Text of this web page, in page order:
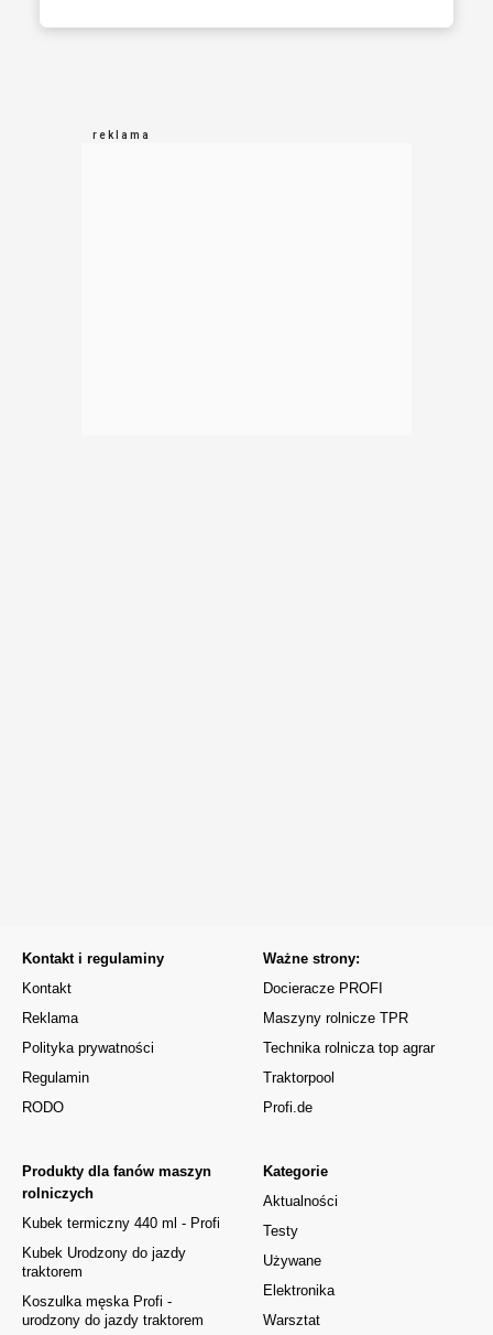
Kontakt i regulaminy
Kontakt
Reklama
Polityka prywatności
Regulamin
RODO
Kategorie
Aktualności
Testy
Używane
Elektronika
Warsztat
Produkty dla fanów maszyn
rolniczych
Kubek termiczny 440 ml - Profi
Kubek Urodzony do jazdy
traktorem
Koszulka męska Profi -
urodzony do jazdy traktorem
Ważne strony:
Docieracze PROFI
Maszyny rolnicze TPR
Technika rolnicza top agrar
Traktorpool
Profi.de